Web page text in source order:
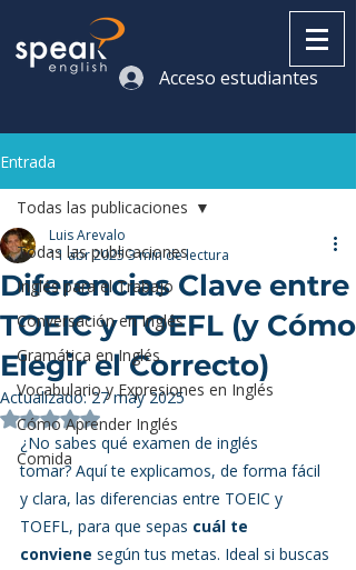
Acceso estudiantes
Entrada
Todas las publicaciones
Inglés para el Trabajo
Conversación en Inglés
Gramática en Inglés
Vocabulario y Expresiones en Inglés
Cómo Aprender Inglés
Comida
Todas las publicaciones
Diferencias Clave entre
TOEIC y TOEFL (y Cómo
Elegir el Correcto)
Luis Arevalo
11 abr 2025 3 min de lectura
Actualizado:27 may 2025
Obtuvo NaN de 5 estrellas.
¿No sabes qué examen de inglés
tomar? Aquí te explicamos, de forma fácil
y clara, las diferencias entre TOEIC y
TOEFL, para que sepas cuál te
conviene según tus metas. Ideal si buscas